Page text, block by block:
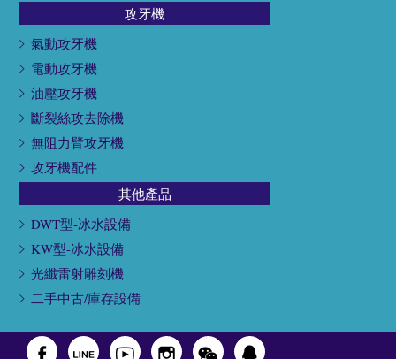
攻牙機
氣動攻牙機
電動攻牙機
油壓攻牙機
斷裂絲攻去除機
無阻力臂攻牙機
攻牙機配件
其他產品
DWT型-冰水設備
KW型-冰水設備
光纖雷射雕刻機
二手中古/庫存設備